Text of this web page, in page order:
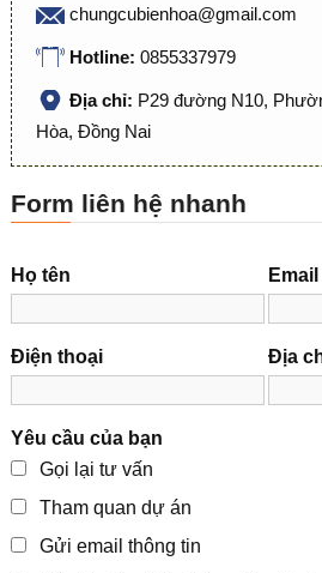
chungcubienhoa@gmail.com
Hotline: 0855337979
Địa chỉ: P29 đường N10,
Hòa, Đồng Nai
Form liên hệ nhanh
Họ tên Email
Điện thoại Địa
Yêu cầu của bạn
Gọi lại tư vấn
Tham quan dự án
Gửi email thông tin